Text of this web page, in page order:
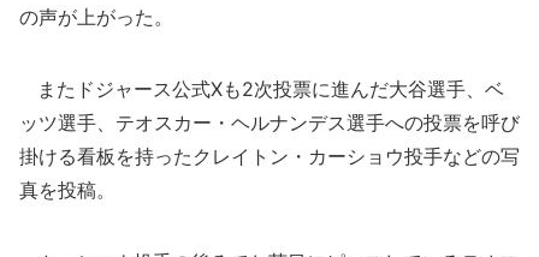
の声が上がった。
またドジャース公式Xも2次投票に進んだ大谷選手、ベ
ッツ選手、テオスカー・ヘルナンデス選手への投票を呼び
掛ける看板を持ったクレイトン・カーショウ投手などの写
真を投稿。